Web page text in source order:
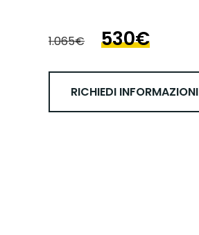
1.065€ 530€
RICHIEDI INFORMAZIONI